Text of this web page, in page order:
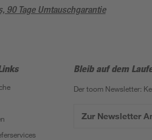
90 Tage Umtauschgarantie
Bleib auf dem
Der toom Newsletter:
Zur Newsletter